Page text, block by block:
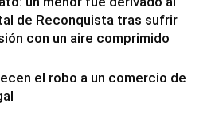
de Reconquista tras sufrir
con un aire comprimido
el robo a un comercio de